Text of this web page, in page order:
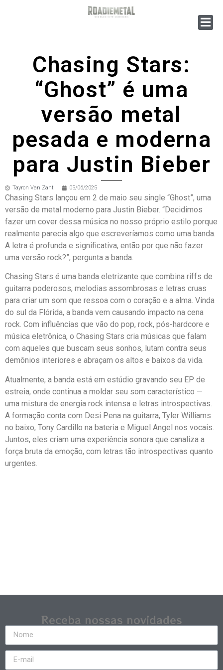
Chasing Stars:
“Ghost” é uma
versão metal
pesada e moderna
para Justin Bieber
Tayron Van Zant 05/06/2025
Chasing Stars lançou em 2 de maio seu single “Ghost”, uma
versão de metal moderno para Justin Bieber. “Decidimos
fazer um cover dessa música no nosso próprio estilo porque
realmente parecia algo que escreveríamos como uma banda.
A letra é profunda e significativa, então por que não fazer
uma versão rock?”, pergunta a banda.
Chasing Stars é uma banda eletrizante que combina riffs de
guitarra poderosos, melodias assombrosas e letras cruas
para criar um som que ressoa com o coração e a alma. Vinda
do sul da Flórida, a banda vem causando impacto na cena
rock. Com influências que vão do pop, rock, pós-hardcore e
música eletrônica, o Chasing Stars cria músicas que falam
com aqueles que buscam seus sonhos, lutam contra seus
demônios interiores e abraçam os altos e baixos da vida.
Atualmente, a banda está em estúdio gravando seu EP de
estreia, onde continua a moldar seu som característico —
uma mistura de energia rock intensa e letras introspectivas.
A formação conta com Desi Pena na guitarra, Tyler Williams
no baixo, Tony Cardillo na bateria e Miguel Angel nos vocais.
Juntos, eles criam uma experiência sonora que canaliza a
força bruta da emoção, com letras tão introspectivas quanto
urgentes.
Receba nossas novidades